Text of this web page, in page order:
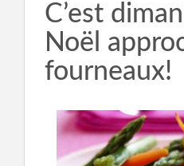
RECETTES
ACTUALITÉS
BON CADEAU
CONTACT
C’est
Noël
fourneaux!